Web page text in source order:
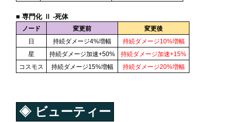
■ 専門化 Ⅱ -死体
ノード 変更前
変更後
日
持続ダメージ4%増幅
持続ダメージ10%増幅
星
持続ダメージ加速+50%
持続ダメージ加速+15%
コスモス
持続ダメージ15%増幅 持続ダメージ20%増幅
◈ ビューティー